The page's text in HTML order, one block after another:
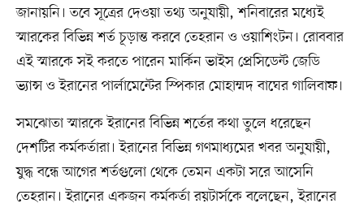
জানায়নি। তবে সূত্রের দেওয়া তথ্য অনুযায়ী, শনিবারের মধ্যেই
স্মারকের বিভিন্ন শর্ত চূড়ান্ত করবে তেহরান ও ওয়াশিংটন। রোববার
এই স্মারকে সই করতে পারেন মার্কিন ভাইস প্রেসিডেন্ট জেডি
ভ্যান্স ও ইরানের পার্লামেন্টের স্পিকার মোহাম্মদ বাঘের গালিবাফ।
সমঝোতা স্মারকে ইরানের বিভিন্ন শর্তের কথা তুলে ধরেছেন
দেশটির কর্মকর্তারা। ইরানের বিভিন্ন গণমাধ্যমের খবর অনুযায়ী,
যুদ্ধ বন্ধে আগের শর্তগুলো থেকে তেমন একটা সরে আসেনি
তেহরান। ইরানের একজন কর্মকর্তা রয়টার্সকে বলেছেন, ইরানের